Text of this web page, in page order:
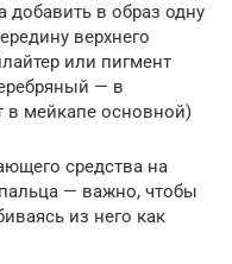
в образ одну
верхнего
или пигмент
— в
в мейкапе основной)
средства на
— важно, чтобы
из него как